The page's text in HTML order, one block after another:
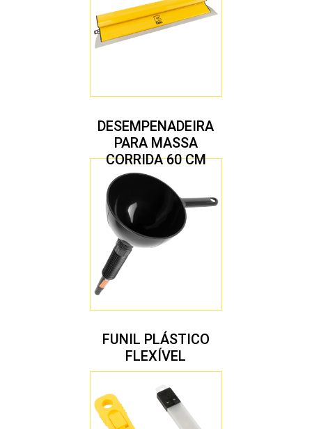
DESEMPENADEIRA
PARA MASSA
CORRIDA 60 CM
FUNIL PLÁSTICO
FLEXÍVEL